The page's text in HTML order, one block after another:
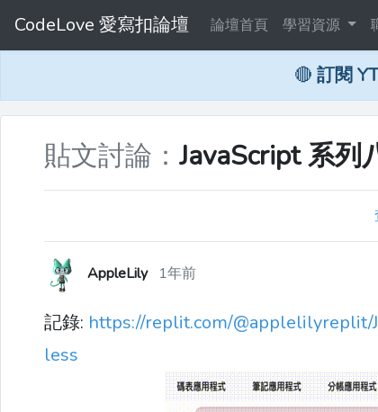
CodeLove 愛寫扣論壇 論壇首頁 學習資源
🔴 訂閱
貼文討論： JavaScript 系
AppleLily 1年前
記錄: https://replit.com/@applelilyreplit/
less